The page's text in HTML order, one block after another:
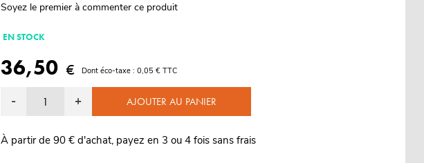
Soyez le premier à commenter ce produit
EN STOCK
36,50 € Dont éco-taxe : 0,05 € TTC
- + AJOUTER AU PANIER
À partir de 90 € d'achat, payez en 3 ou 4 fois sans frais